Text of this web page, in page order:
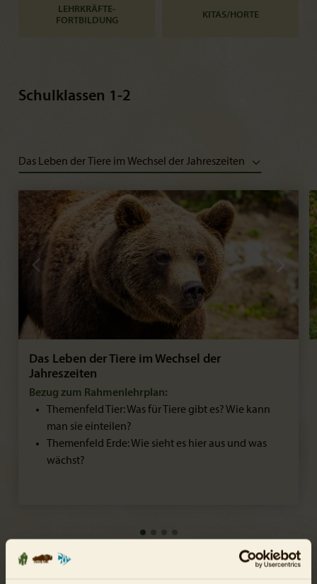
LEHRKRÄFTE-
FORTBILDUNG
KITAS/HORTE
Schulklassen 1-2
Das Leben der Tiere im Wechsel der
Jahreszeiten
Bezug zum Rahmenlehrplan:
Themenfeld Tier: Was für Tiere gibt es? Wie kann
man sie einteilen?
Themenfeld Erde: Wie sieht es hier aus und was
wächst?